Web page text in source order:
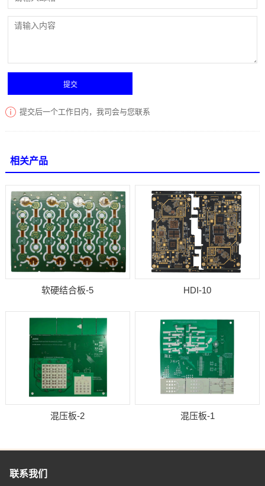
提交后一个工作日内，我司会与您联系
相关产品
软硬结合板-5 HDI-10
混压板-2 混压板-1
联系我们